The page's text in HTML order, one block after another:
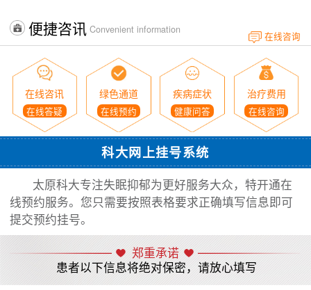
便捷咨讯 Convenient information
在线咨询
在线咨讯
在线答疑
绿色通道
在线预约
疾病症状
健康问答
治疗费用
在线咨询
科大网上挂号系统
太原科大专注失眠抑郁为更好服务大众，特开通在
线预约服务。您只需要按照表格要求正确填写信息即可
提交预约挂号。
郑重承诺
患者以下信息将绝对保密，请放心填写